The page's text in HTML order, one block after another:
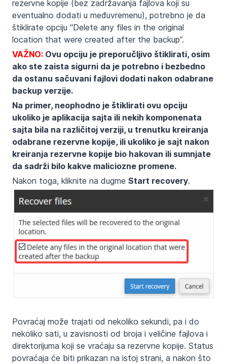
rezervne kopije (bez zadržavanja fajlova koji su
eventualno dodati u međuvremenu), potrebno je da
štiklirate opciju “Delete any files in the original
location that were created after the backup”.
VAŽNO: Ovu opciju je preporučljivo štiklirati, osim
ako ste zaista sigurni da je potrebno i bezbedno
da ostanu sačuvani fajlovi dodati nakon odabrane
backup verzije.
Na primer, neophodno je štiklirati ovu opciju
ukoliko je aplikacija sajta ili nekih komponenata
sajta bila na različitoj verziji, u trenutku kreiranja
odabrane rezervne kopije, ili ukoliko je sajt nakon
kreiranja rezervne kopije bio hakovan ili sumnjate
da sadrži bilo kakve maliciozne promene.
Nakon toga, kliknite na dugme Start recovery.
Povraćaj može trajati od nekoliko sekundi, pa i do
nekoliko sati, u zavisnosti od broja i veličine fajlova i
direktorijuma koji se vraćaju sa rezervne kopije. Status
povraćaja će biti prikazan na istoj strani, a nakon što